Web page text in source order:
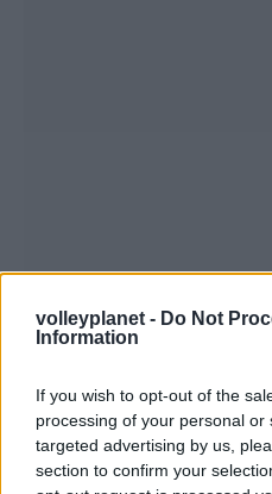
volleyplanet - Do Not
Information
If you wish to opt-out of the
processing of your personal
targeted advertising by us,
section to confirm your